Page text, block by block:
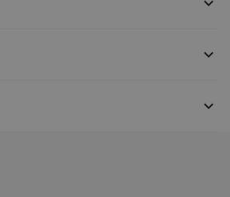

